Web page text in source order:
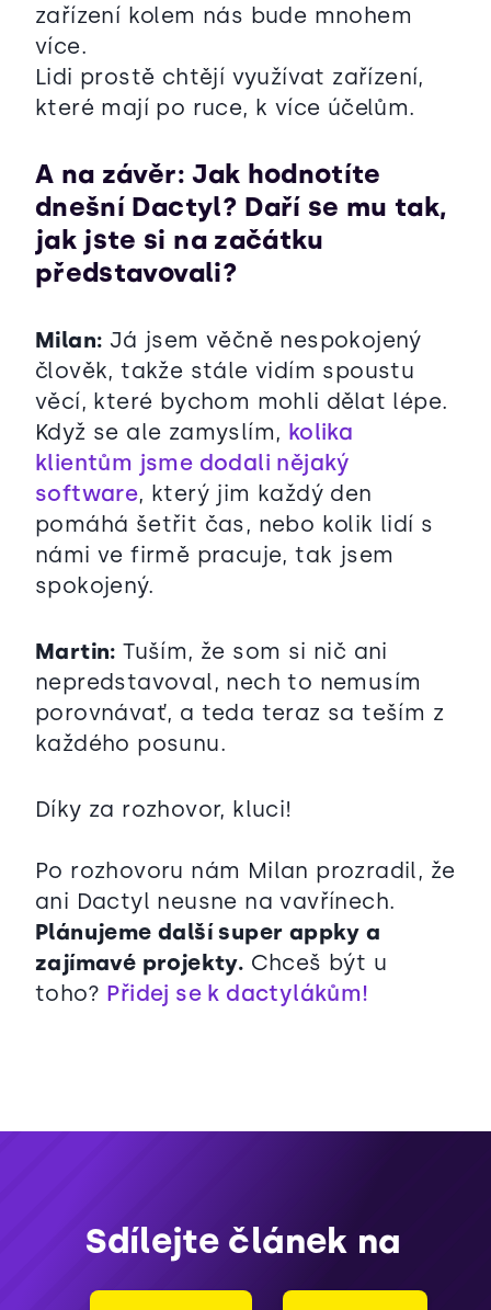
zařízení kolem nás bude mnohem
více.
Lidi prostě chtějí využívat zařízení,
které mají po ruce, k více účelům.
A na závěr: Jak hodnotíte
dnešní Dactyl? Daří se mu tak,
jak jste si na začátku
představovali?
Milan: Já jsem věčně nespokojený
člověk, takže stále vidím spoustu
věcí, které bychom mohli dělat lépe.
Když se ale zamyslím, kolika
klientům jsme dodali nějaký
software, který jim každý den
pomáhá šetřit čas, nebo kolik lidí s
námi ve firmě pracuje, tak jsem
spokojený.
Martin: Tuším, že som si nič ani
nepredstavoval, nech to nemusím
porovnávať, a teda teraz sa teším z
každého posunu.
Díky za rozhovor, kluci!
Po rozhovoru nám Milan prozradil, že
ani Dactyl neusne na vavřínech.
Plánujeme další super appky a
zajímavé projekty. Chceš být u
toho? Přidej se k dactylákům!
Sdílejte článek na